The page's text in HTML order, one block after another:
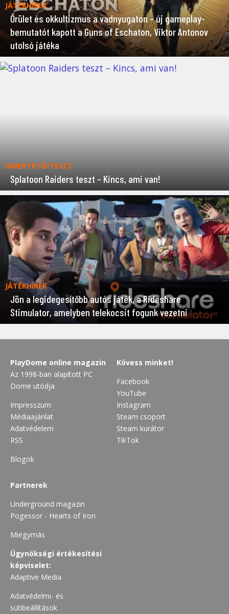
JÁTÉKHÍREK
Őrület és okkultizmus a vadnyugaton – új gameplay-
bemutatót kapott a Guns of Eschaton, Viktor Antonov
utolsó játéka
ISMERTETŐ/TESZT
Splatoon Raiders teszt – Kincs, ami van!
JÁTÉKHÍREK
Jön a legidegesítőbb autós játék, a Rideshare
Stimulator, amelyben telekocsit fogunk vezetni
PlayDome online magazin
Az 1998-ban alapított PC
Dome utódja
Impresszum
Médiaajánlat
Adatvédelem
RSS
Blogok
Kövess minket!
Facebook
YouTube
Instagram
Steam csoport
Steam kurátor
TikTok
Partnerek
Underground magazin
Pogessor - Hearts of Iron
Miegymás
Ügynökségi értékesítési
képviselet:
Adaptive Media
Adatvédelmi- és
sütibeállítások